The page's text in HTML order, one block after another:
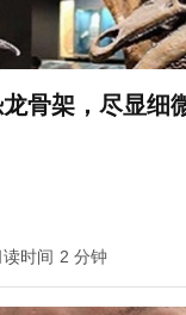
骨架，尽显细
读时间 2 分钟